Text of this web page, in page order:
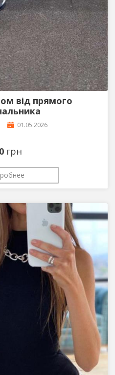
від прямого
01.05.2026
грн